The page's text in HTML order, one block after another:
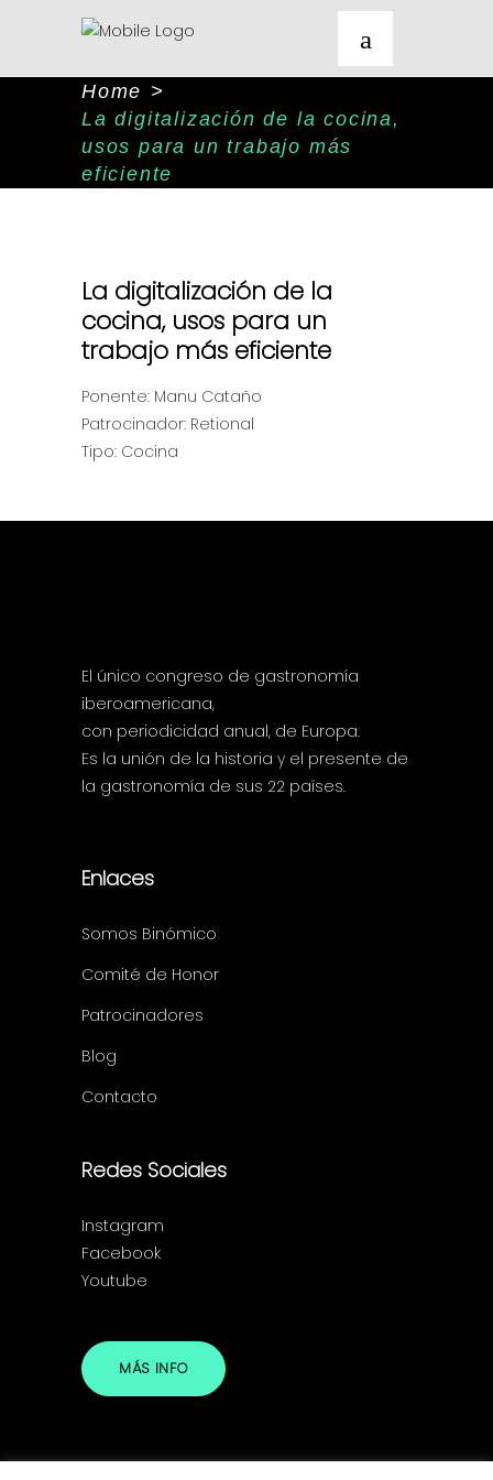
Home >
La digitalización de la cocina,
usos para un trabajo más
eficiente
La digitalización de la
cocina, usos para un
trabajo más eficiente
Ponente: Manu Cataño
Patrocinador: Retional
Tipo: Cocina
El único congreso de gastronomía
iberoamericana,
con periodicidad anual, de Europa.
Es la unión de la historia y el presente de
la gastronomía de sus 22 países.
Enlaces
Somos Binómico
Comité de Honor
Patrocinadores
Blog
Contacto
Redes Sociales
Instagram
Facebook
Youtube
MÁS INFO